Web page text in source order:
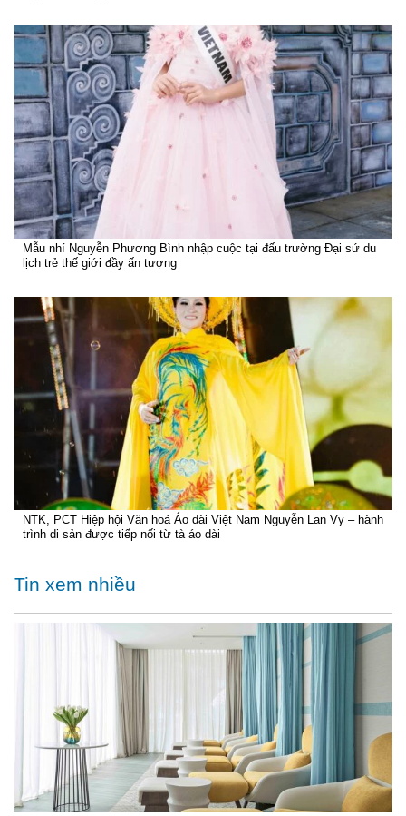
Mẫu nhí Nguyễn Phương Bình nhập cuộc tại đấu trường Đại sứ du
lịch trẻ thế giới đầy ấn tượng
NTK, PCT Hiệp hội Văn hoá Áo dài Việt Nam Nguyễn Lan Vy – hành
trình di sản được tiếp nối từ tà áo dài
Tin xem nhiều